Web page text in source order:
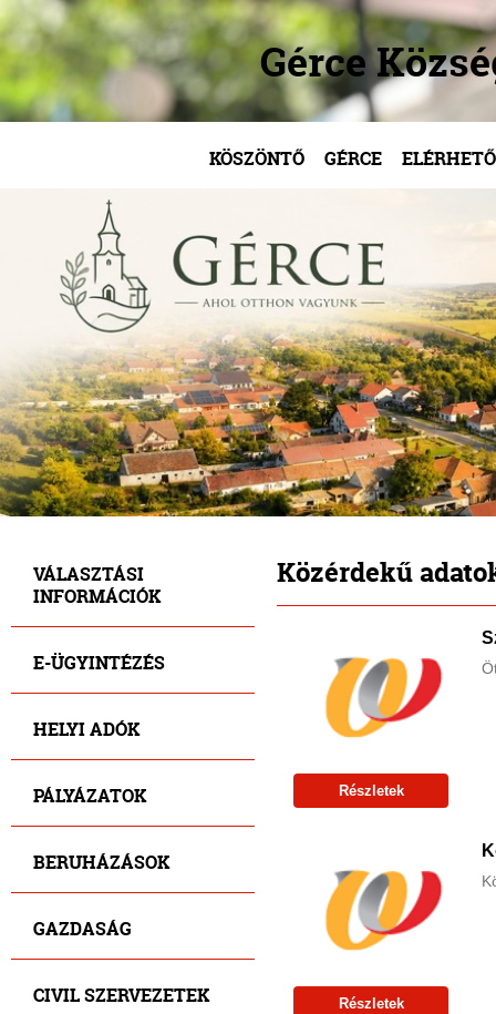
Gérce
KÖSZÖNTŐ GÉRCE
VÁLASZTÁSI
INFORMÁCIÓK
E-ÜGYINTÉZÉS
HELYI ADÓK
PÁLYÁZATOK
BERUHÁZÁSOK
GAZDASÁG
CIVIL SZERVEZETEK
Közérdekű
Részletek
Részletek